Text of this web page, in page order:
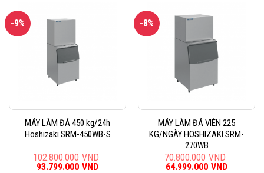
-9%
MÁY LÀM ĐÁ 450 kg/24h
Hoshizaki SRM-450WB-S
102.800.000 VND
Giá
93.799.000 VND
-8%
MÁY LÀM ĐÁ VIÊN 225
KG/NGÀY HOSHIZAKI SRM-
270WB
70.800.000 VND
Giá
64.999.000 VND